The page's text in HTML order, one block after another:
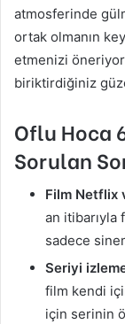
atmosferinde
ortak olmanın
etmenizi
biriktirdiğiniz
Oflu Hoca
Sorulan
Film Netflix
an itibarıyla
sadece
Seriyi
film kendi
için serinin